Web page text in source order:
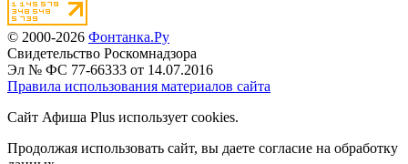
© 2000-2026 Фонтанка.Ру
Свидетельство Роскомнадзора
Эл № ФС 77-66333 от 14.07.2016
Правила использования материалов сайта
Сайт Афиша Plus использует cookies.
Продолжая использовать сайт, вы даете согласие на обработку